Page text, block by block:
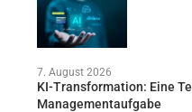
7. August 2026
KI-Transformation: Eine
Managementaufgabe